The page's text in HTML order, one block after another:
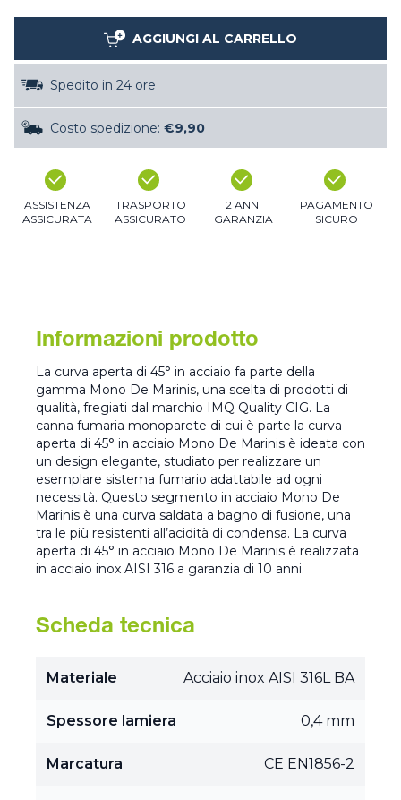
AGGIUNGI AL CARRELLO
Spedito in 24 ore
Costo spedizione: €9,90
ASSISTENZA
ASSICURATA
TRASPORTO
ASSICURATO
2 ANNI
GARANZIA
PAGAMENTO
SICURO
Informazioni prodotto
La curva aperta di 45° in acciaio fa parte della
gamma Mono De Marinis, una scelta di prodotti di
qualità, fregiati dal marchio IMQ Quality CIG. La
canna fumaria monoparete di cui è parte la curva
aperta di 45° in acciaio Mono De Marinis è ideata con
un design elegante, studiato per realizzare un
esemplare sistema fumario adattabile ad ogni
necessità. Questo segmento in acciaio Mono De
Marinis è una curva saldata a bagno di fusione, una
tra le più resistenti all’acidità di condensa. La curva
aperta di 45° in acciaio Mono De Marinis è realizzata
in acciaio inox AISI 316 a garanzia di 10 anni.
Scheda tecnica
Materiale Acciaio inox AISI 316L BA
Spessore lamiera 0,4 mm
Marcatura CE EN1856-2